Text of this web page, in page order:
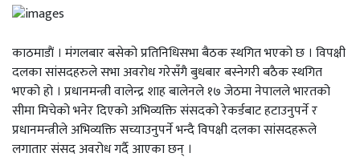
काठमाडाैं । मंगलबार बसेको प्रतिनिधिसभा बैठक स्थगित भएको छ । विपक्षी
दलका सांसदहरुले सभा अवरोध गरेसँगै बुधबार बस्नेगरी बठैक स्थगित
भएको हो । प्रधानमन्त्री वालेन्द्र शाह बालेनले १७ जेठमा नेपालले भारतको
सीमा मिचेको भनेर दिएको अभिव्यक्ति संसदको रेकर्डबाट हटाउनुपर्ने र
प्रधानमन्त्रीले अभिव्यक्ति सच्याउनुपर्ने भन्दै विपक्षी दलका सांसदहरूले
लगातार संसद अवरोध गर्दै आएका छन् ।